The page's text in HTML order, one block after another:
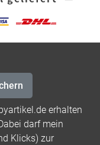
erhalten
darf mein
Klicks) zur